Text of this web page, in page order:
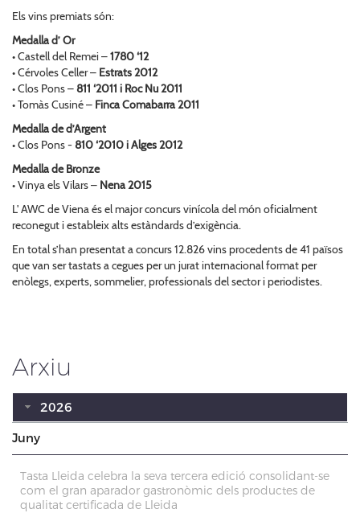
Els vins premiats són:
Medalla d’ Or
• Castell del Remei –1780 ‘12
• Cérvoles Celler – Estrats 2012
• Clos Pons –811 ‘2011 i Roc Nu 2011
• Tomàs Cusiné – Finca Comabarra 2011
Medalla de d’Argent
• Clos Pons -810 ‘2010 i Alges 2012
Medalla de Bronze
• Vinya els Vilars – Nena 2015
L' AWC de Viena és el major concurs vinícola del món oficialment
reconegut i estableix alts estàndards d’exigència.
En total s’han presentat a concurs 12.826 vins procedents de 41 països
que van ser tastats a cegues per un jurat internacional format per
enòlegs, experts, sommelier, professionals del sector i periodistes.
Arxiu
2026
Juny
Tasta Lleida celebra la seva tercera edició consolidant-se
com el gran aparador gastronòmic dels productes de
qualitat certificada de Lleida